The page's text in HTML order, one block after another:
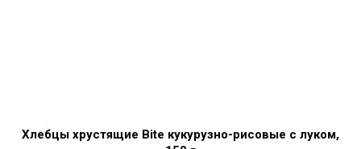
Хлебцы хрустящие Bite кукурузно-рисовые с луком,